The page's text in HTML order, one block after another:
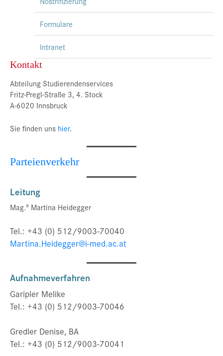
Formulare
Intranet
Kontakt
Abteilung Studierendenservices
Fritz-Pregl-Straße 3, 4. Stock
A-6020 Innsbruck
Sie finden uns hier.
Parteienverkehr
Leitung
Mag.a Martina Heidegger
Tel.: +43 (0) 512/9003-70040
Martina.Heidegger@i-med.ac.at
Aufnahmeverfahren
Garipler Melike
Tel.: +43 (0) 512/9003-70046
Gredler Denise, BA
Tel.: +43 (0) 512/9003-70041